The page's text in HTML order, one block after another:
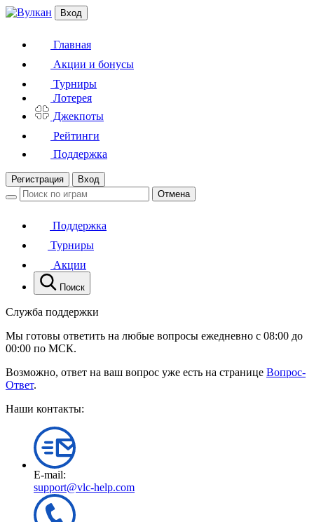
Вход
Главная
Акции и бонусы
Турниры
Лотерея
Джекпоты
Рейтинги
Поддержка
Регистрация
Вход
Отмена
Поддержка
Турниры
Акции
Поиск
Служба поддержки
Мы готовы ответить на любые вопросы ежедневно с 08:00 до
00:00 по МСК.
Возможно, ответ на ваш вопрос уже есть на странице Вопрос-
Ответ.
Наши контакты:
E-mail:
support@vlc-help.com